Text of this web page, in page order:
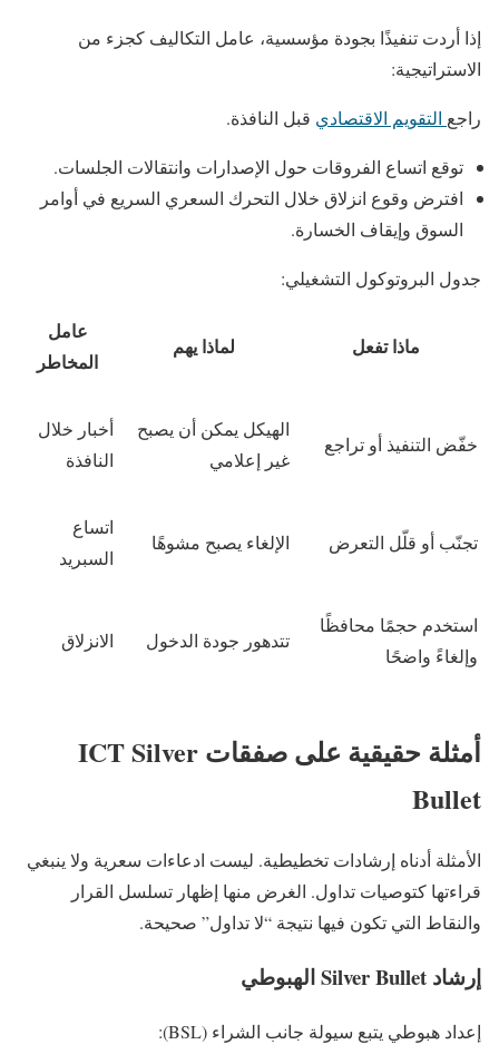
إذا أردت تنفيذًا بجودة مؤسسية، عامل التكاليف كجزء من
الاستراتيجية:
راجع التقويم الاقتصادي قبل النافذة.
توقع اتساع الفروقات حول الإصدارات وانتقالات الجلسات.
افترض وقوع انزلاق خلال التحرك السعري السريع في أوامر
السوق وإيقاف الخسارة.
جدول البروتوكول التشغيلي:
ماذا تفعل لماذا يهم
عامل
المخاطر
خفّض التنفيذ أو تراجع
الهيكل يمكن أن يصبح
غير إعلامي
أخبار خلال
النافذة
تجنّب أو قلّل التعرض الإلغاء يصبح مشوهًا
اتساع
السبريد
استخدم حجمًا محافظًا
وإلغاءً واضحًا
تتدهور جودة الدخول الانزلاق
أمثلة حقيقية على صفقات ICT Silver
Bullet
الأمثلة أدناه إرشادات تخطيطية. ليست ادعاءات سعرية ولا ينبغي
قراءتها كتوصيات تداول. الغرض منها إظهار تسلسل القرار
والنقاط التي تكون فيها نتيجة “لا تداول” صحيحة.
إرشاد Silver Bullet الهبوطي
إعداد هبوطي يتبع سيولة جانب الشراء (BSL):